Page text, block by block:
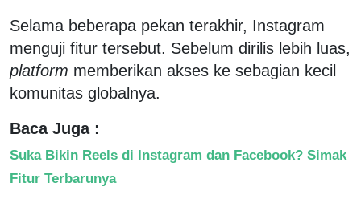
Selama beberapa pekan terakhir, Instagram
menguji fitur tersebut. Sebelum dirilis lebih luas,
platform memberikan akses ke sebagian kecil
komunitas globalnya.
Baca Juga :
Suka Bikin Reels di Instagram dan Facebook? Simak
Fitur Terbarunya